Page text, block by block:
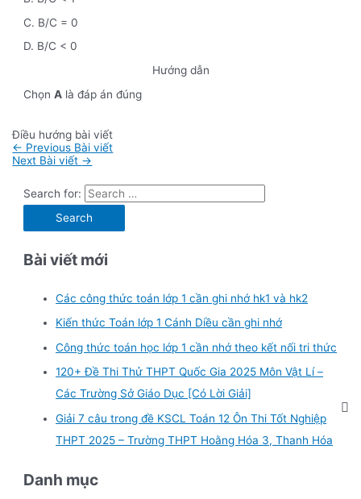
C. B/C = 0
D. B/C < 0
Hướng dẫn
ChọnA là đáp án đúng
Điều hướng bài viết
← Previous Bài viết
Next Bài viết →
Search for:
Bài viết mới
Các công thức toán lớp 1 cần ghi nhớ hk1 và hk2
Kiến thức Toán lớp 1 Cánh Diều cần ghi nhớ
Công thức toán học lớp 1 cần nhớ theo kết nối tri thức
120+ Đề Thi Thử THPT Quốc Gia 2025 Môn Vật Lí –
Các Trường Sở Giáo Dục [Có Lời Giải]
Giải 7 câu trong đề KSCL Toán 12 Ôn Thi Tốt Nghiệp
THPT 2025 – Trường THPT Hoằng Hóa 3, Thanh Hóa
Danh mục